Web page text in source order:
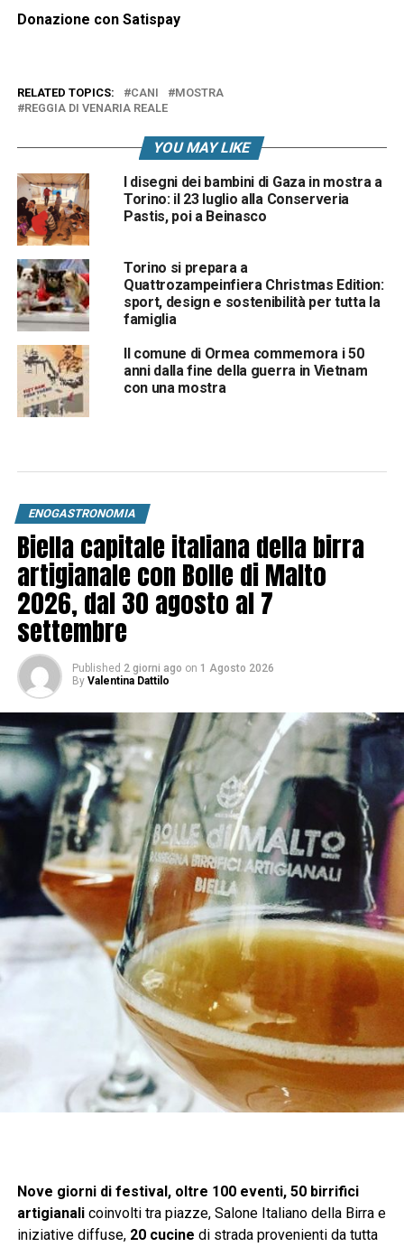
Donazione con Satispay
RELATED TOPICS: CANI
MOSTRA
REGGIA DI VENARIA REALE
YOU MAY LIKE
I disegni dei bambini di Gaza in mostra a
Torino: il 23 luglio alla Conserveria
Pastis, poi a Beinasco
Torino si prepara a
Quattrozampeinfiera Christmas Edition:
sport, design e sostenibilità per tutta la
famiglia
Il comune di Ormea commemora i 50
anni dalla fine della guerra in Vietnam
con una mostra
ENOGASTRONOMIA
Biella capitale italiana della birra
artigianale con Bolle di Malto
2026, dal 30 agosto al 7
settembre
Published 2 giorni ago on 1 Agosto 2026
By Valentina Dattilo
Nove giorni di festival, oltre 100 eventi, 50 birrifici
artigianalicoinvolti tra piazze, Salone Italiano della Birra e
iniziative diffuse,20 cucine di strada provenienti da tutta